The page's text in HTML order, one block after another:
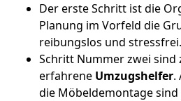
Der erste Schritt ist die
Planung im Vorfeld die
reibungslos und stressfrei.
Schritt Nummer zwei sind
erfahrene Umzugshelfer.
die Möbeldemontage sind